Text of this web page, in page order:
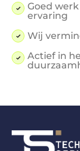
Goed
ervaring
Wij
Actief in